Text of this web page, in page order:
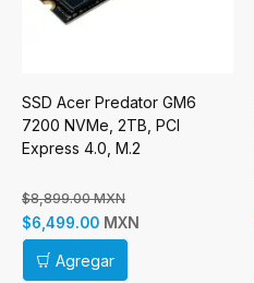
SSD Acer Predator GM6
7200 NVMe, 2TB, PCI
Express 4.0, M.2
$8,899.00 MXN
$6,499.00 MXN
Agregar